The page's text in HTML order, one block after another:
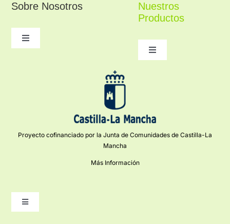
Sobre Nosotros
Toggle
Condiciones de Compra
Nuestros
Productos
Toggle
Proyecto cofinanciado por la Junta de Comunidades de Castilla-La
Mancha
Más Información
Toggle
Navigation